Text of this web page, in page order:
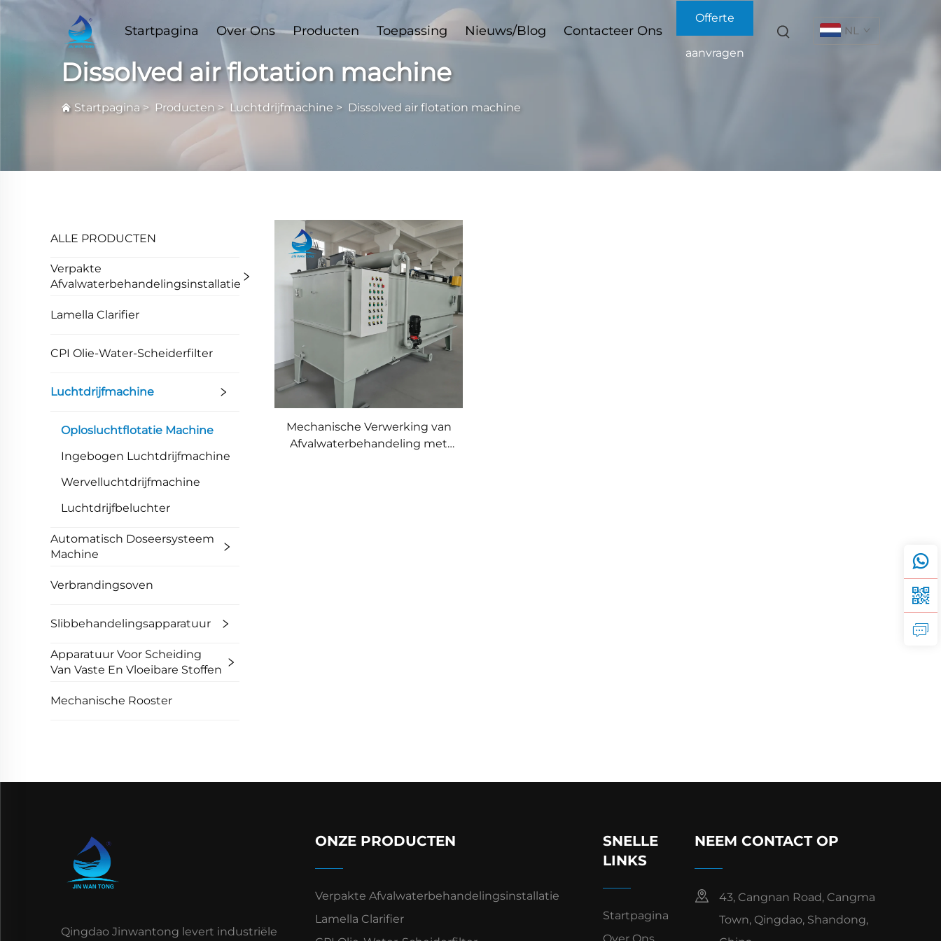
Startpagina Over Ons Producten Toepassing Nieuws/Blog Contacteer Ons
Offerte
aanvragen
NL
Dissolved air flotation machine
Startpagina> Producten > Luchtdrijfmachine > Dissolved air flotation machine
ALLE PRODUCTEN
Verpakte
Afvalwaterbehandelingsinstallatie
Lamella Clarifier
CPI Olie-Water-Scheiderfilter
Luchtdrijfmachine
Oplosluchtflotatie Machine
Ingebogen Luchtdrijfmachine
Wervelluchtdrijfmachine
Luchtdrijfbeluchter
Automatisch Doseersysteem
Machine
Verbrandingsoven
Slibbehandelingsapparatuur
Apparatuur Voor Scheiding
Van Vaste En Vloeibare Stoffen
Mechanische Rooster
Mechanische Verwerking van
Afvalwaterbehandeling met
Qingdao Jinwantong levert industriële
ONZE PRODUCTEN
Verpakte Afvalwaterbehandelingsinstallatie
Lamella Clarifier
SNELLE
LINKS
Startpagina
Over Ons
NEEM CONTACT OP
43, Cangnan Road, Cangma
Town, Qingdao, Shandong,